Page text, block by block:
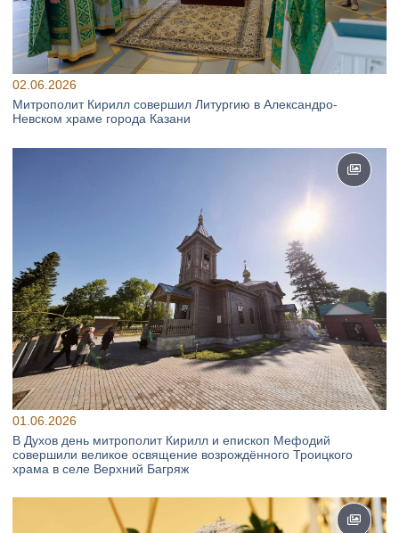
02.06.2026
Митрополит Кирилл совершил Литургию в Александро-
Невском храме города Казани
01.06.2026
В Духов день митрополит Кирилл и епископ Мефодий
совершили великое освящение возрождённого Троицкого
храма в селе Верхний Багряж